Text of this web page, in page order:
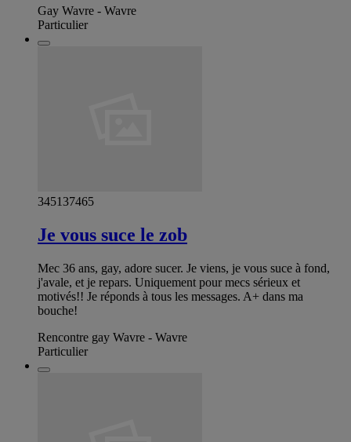
Gay Wavre - Wavre
Particulier
345137465
Je vous suce le zob
Mec 36 ans, gay, adore sucer. Je viens, je vous suce à fond,
j'avale, et je repars. Uniquement pour mecs sérieux et
motivés!! Je réponds à tous les messages. A+ dans ma
bouche!
Rencontre gay Wavre - Wavre
Particulier